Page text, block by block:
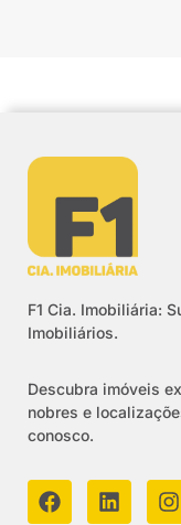
F1 Cia. Imobiliária:
Imobiliários.
Descubra imóveis
nobres e
conosco.